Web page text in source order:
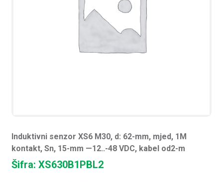
Induktivni senzor XS6 M30, d: 62-mm, mjed, 1M
kontakt, Sn, 15-mm —12..-48 VDC, kabel od2-m
Šifra: XS630B1PBL2